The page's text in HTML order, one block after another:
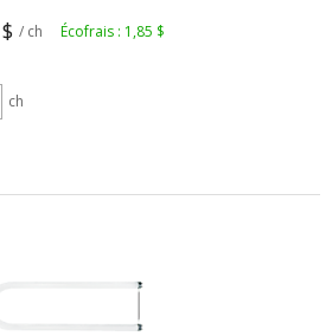
/ ch Écofrais : 1,85 $
ch